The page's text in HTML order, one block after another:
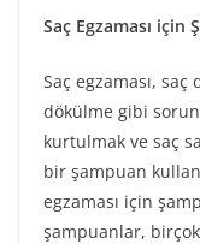
Saç Egzaması için
Saç egzaması, saç
dökülme gibi
kurtulmak ve saç
bir şampuan
egzaması için
şampuanlar,